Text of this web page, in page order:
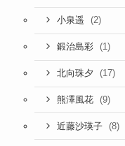
小泉遥 (2)
鍛治島彩 (1)
北向珠夕 (17)
熊澤風花 (9)
近藤沙瑛子 (8)